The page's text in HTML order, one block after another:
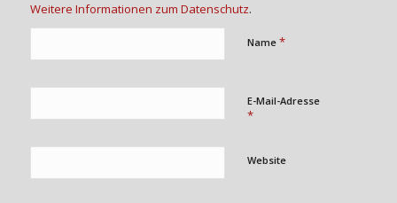
Weitere Informationen zum Datenschutz.
Name *
E-Mail-Adresse
*
Website